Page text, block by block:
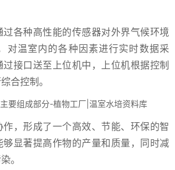
各种高性能的传感器对外界气候环境
对温室内的各种因素进行实时数据采
接口送至上位机中，上位机根据控制
合控制。
，形成了一个高效、节能、环保的智
够显著提高作物的产量和质量，同时减
。